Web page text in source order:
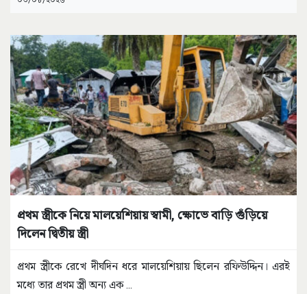
প্রথম স্ত্রীকে নিয়ে মালয়েশিয়ায় স্বামী, ক্ষোভে বাড়ি গুঁড়িয়ে
দিলেন দ্বিতীয় স্ত্রী
প্রথম স্ত্রীকে রেখে দীর্ঘদিন ধরে মালয়েশিয়ায় ছিলেন রফিউদ্দিন। এরই
মধ্যে তার প্রথম স্ত্রী অন্য এক...